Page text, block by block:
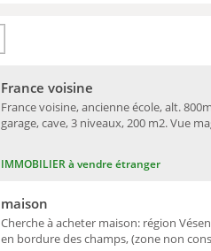
IMMOBILIER à vendre étranger
France voisine, ancienne école, alt.
garage, cave, 3 niveaux, 200 m2. Vue
France voisine
Cherche à acheter maison: région
en bordure des champs, (zone non
maison